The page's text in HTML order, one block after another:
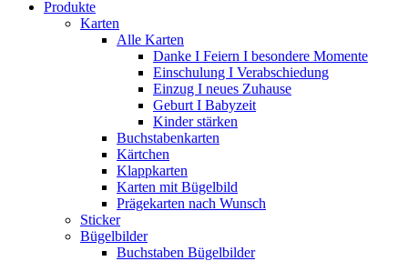
Produkte
Karten
Alle Karten
Danke I Feiern I besondere Momente
Einschulung I Verabschiedung
Einzug I neues Zuhause
Geburt I Babyzeit
Kinder stärken
Buchstabenkarten
Kärtchen
Klappkarten
Karten mit Bügelbild
Prägekarten nach Wunsch
Sticker
Bügelbilder
Buchstaben Bügelbilder